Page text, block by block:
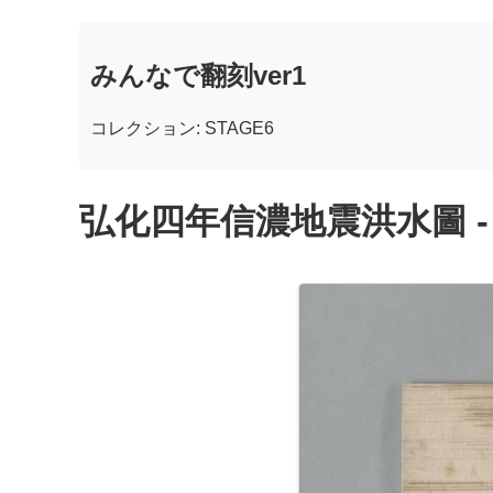
みんなで翻刻ver1
コレクション: STAGE6
弘化四年信濃地震洪水圖